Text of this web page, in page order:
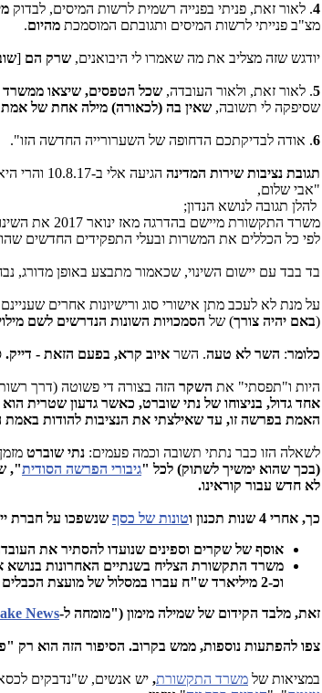
4. לאור זאת, פניתי בפנייה רשמית לרשות המיסים, לבדוק
מצ"ב פנייתי לרשות המיסים ותגובתם המוסמכת מהיום.
יודגש שזה מצליב את מה שאמרו לי היבואנים, שרק הם [
5. לאור זאת, ולאור העובדה, שכל הטפסים, שיצאו ממשרד
שסיפקה לי תשובה, שאין בה (לכאורה) מילה אחת של אמת
6. אודה לבדיקתכם הדחופה של השערורייה החדשה הזו".
תגובת נציבות שירות המדינה הגיעה אלי ב-10.8.17 והרי היא כאן במלואה:
"אבי שלום,
להלן תגובה לנושא הנדון;
משרד
לפי כל הכללים את המשרות ובעלי התפקידים החדשים
בד בבד עם יישום השינוי, שכאמור מתבצע באופן מדורג,
על מנת לא לעכב מתן אישורי סוג ורישיונות אחרים
(באם יהיה צורך) של הסמכויות השונות הנדרשים לשם
כלומר: השר לא טעה. השר איוב קרא, בפעם הזאת -
היות ו"תפסתי" את השקר הזה בצורה די פשוטה (דרך
אחד גדול, בניצוחו של נתי שוברט, כאשר גדעון שטרית
האמת בפרשה זו, עד שאילצתי את הנציבות להודות באמת
לשאלה הזו כבר נתתי תשובה וכמה פעמים: נתי שוברט מזמן
(בכך שהוא ימשיך לשתוק) לכל "גיבורי הפרשה הסודית",
לא חדש עבור קוראינו.
כך, אחרי 4 שנות תכנון ו טונות של כסף שנשפכו על חברת
אוסף של שקרים וספינים שנועדו להסתיר את
וכ-2 מיליארד ש"ח עברו במסלול של מועצת הכבלים והלוויין מול Yes.
זאת, מלבד הקידום של שמילה מימון ("מומחה ל-News
צפו להפתעות נוספות, ממש בקרוב. הסיפור הזה הוא רק
במציאות של משרד התקשורת, יש אנשים, ש"נדבקים